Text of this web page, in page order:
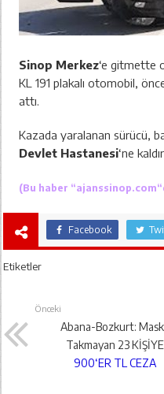
Sinop Merkez‘e gitmette
KL 191 plakalı otomobil,
attı.
Kazada yaralanan sürücü,
Devlet Hastanesi‘ne
(Bu haber “ajanssinop.com
Facebook
Etiketler
Önceki
Abana-Bozkurt:
Takmayan 23 KİŞİYE
900‘ER TL CEZA